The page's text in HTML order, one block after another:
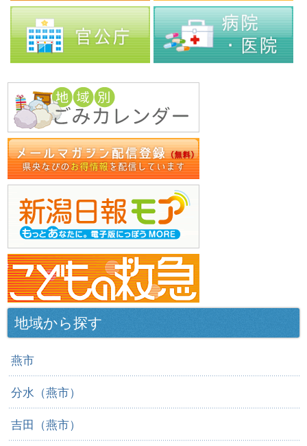
地域から探す
燕市
分水（燕市）
吉田（燕市）